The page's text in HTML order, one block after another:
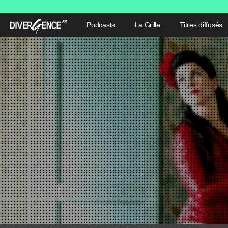
Podcasts La Grille Titres diffusés